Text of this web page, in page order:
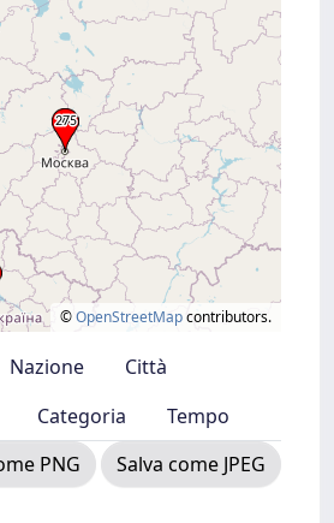
©OpenStreetMapcontributors.
Nazione
Città
Categoria
Tempo
PNG
Salva come JPEG